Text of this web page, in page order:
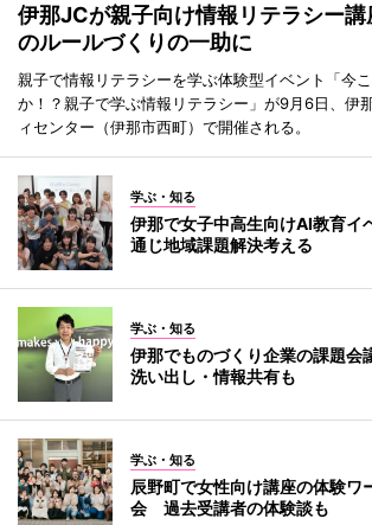
伊那JCが親子向け情報リテラシー
のルールづくりの一助に
親子で情報リテラシーを学ぶ体験型イベント「今
か！？親子で学ぶ情報リテラシー」が9月6日、伊
ィセンター（伊那市西町）で開催される。
学ぶ・知る
伊那で女子中高生向けAI教育
通じ地域課題解決考える
学ぶ・知る
伊那でものづくり企業の課題
洗い出し・情報共有も
学ぶ・知る
辰野町で女性向け講座の体験ワ
会 過去受講者の体験談も